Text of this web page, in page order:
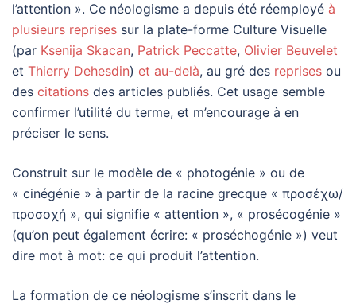
l’attention ». Ce néologisme a depuis été réemployé à
plusieurs reprises sur la plate-forme Culture Visuelle
(par Ksenija Skacan, Patrick Peccatte, Olivier Beuvelet
et Thierry Dehesdin) et au-delà, au gré des reprises ou
des citations des articles publiés. Cet usage semble
confirmer l’utilité du terme, et m’encourage à en
préciser le sens.
Construit sur le modèle de « photogénie » ou de
« cinégénie » à partir de la racine grecque « προσέχω/
προσοχή », qui signifie « attention », « prosécogénie »
(qu’on peut également écrire: « proséchogénie ») veut
dire mot à mot: ce qui produit l’attention.
La formation de ce néologisme s’inscrit dans le